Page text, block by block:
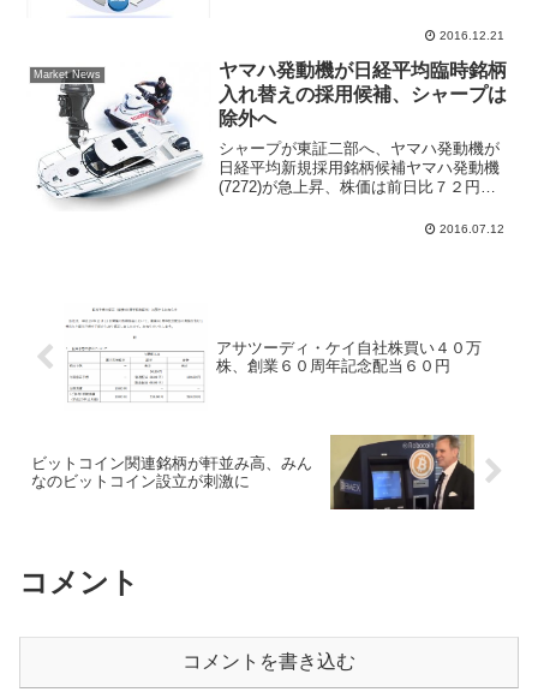
家の好みの業種であることから人気を集
め高い初値パ...
2016.12.21
Market News
ヤマハ発動機が日経平均臨時銘柄
入れ替えの採用候補、シャープは
除外へ
シャープが東証二部へ、ヤマハ発動機が
日経平均新規採用銘柄候補ヤマハ発動機
(7272)が急上昇、株価は前日比７２円高
国ＥＵ離脱ショックで急激な円高に見舞
2016.07.12
アサツーディ・ケイ自社株買い４０万
株、創業６０周年記念配当６０円
ビットコイン関連銘柄が軒並み高、みん
なのビットコイン設立が刺激に
コメント
コメントを書き込む